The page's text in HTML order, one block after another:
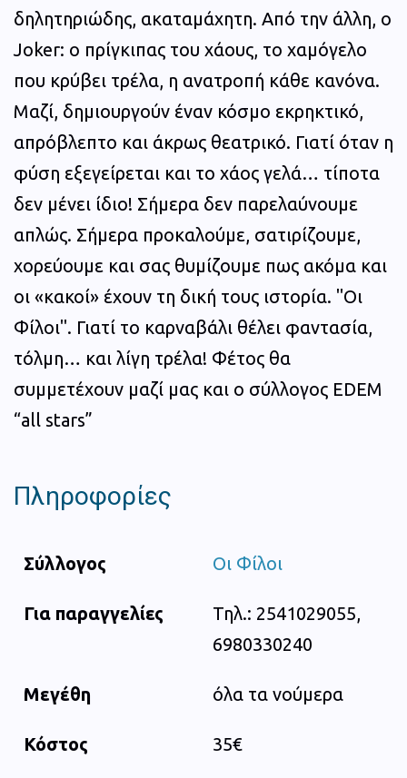
δηλητηριώδης, ακαταμάχητη. Από την άλλη, ο
Joker: ο πρίγκιπας του χάους, το χαμόγελο
που κρύβει τρέλα, η ανατροπή κάθε κανόνα.
Μαζί, δημιουργούν έναν κόσμο εκρηκτικό,
απρόβλεπτο και άκρως θεατρικό. Γιατί όταν η
φύση εξεγείρεται και το χάος γελά… τίποτα
δεν μένει ίδιο! Σήμερα δεν παρελαύνουμε
απλώς. Σήμερα προκαλούμε, σατιρίζουμε,
χορεύουμε και σας θυμίζουμε πως ακόμα και
οι «κακοί» έχουν τη δική τους ιστορία. "Οι
Φίλοι". Γιατί το καρναβάλι θέλει φαντασία,
τόλμη… και λίγη τρέλα! Φέτος θα
συμμετέχουν μαζί μας και ο σύλλογος EDEM
“all stars”
Πληροφορίες
Σύλλογος Οι Φίλοι
Για παραγγελίες
Τηλ.: 2541029055,
6980330240
Μεγέθη όλα τα νούμερα
Κόστος 35€